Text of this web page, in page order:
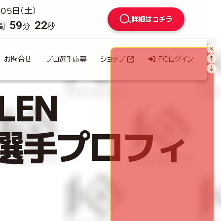
（土）
59分 21秒
詳細はコチラ
お問合せ プロ選手応募 ショップ FCログイン
手プロフィ
×
↑
↓